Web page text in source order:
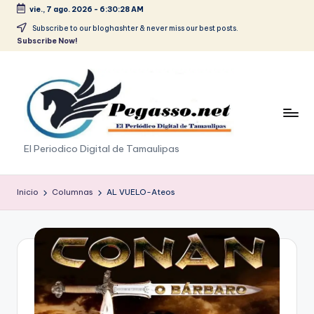
Saltar
vie., 7 ago. 2026 - 6:30:28 AM
Subscribe to our bloghashter & never miss our best posts.
Subscribe Now!
p
e
g
s
El Periodico Digital de Tamaulipas
Inicio Columnas AL VUELO-Ateos